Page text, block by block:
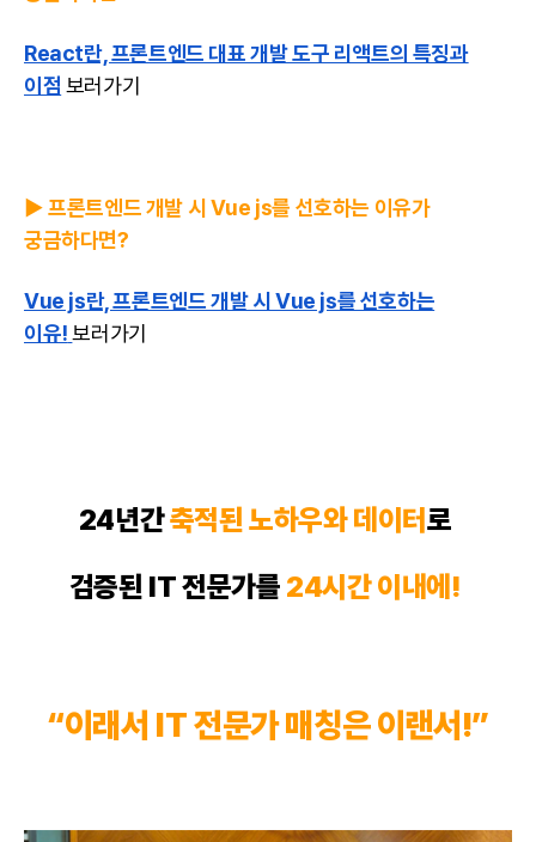
React란, 프론트엔드 대표 개발 도구 리액트의 특징과
이점 보러가기
▶️ 프론트엔드 개발 시 Vue js를 선호하는 이유가
궁금하다면?
Vue js란, 프론트엔드 개발 시 Vue js를 선호하는
이유! 보러가기
24년간축적된 노하우와 데이터로
검증된 IT 전문가를 24시간 이내에!
“이래서 IT 전문가 매칭은 이랜서!”